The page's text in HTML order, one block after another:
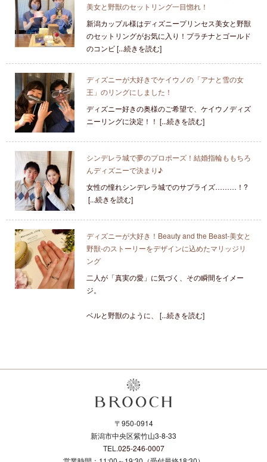
美女と野獣のセットリング一目惚れ！
新潟カップル様はディズニープリンセス美女と野獣
のセットリングがお気に入り！プラチナとゴールド
のコンビ [...続きを読む]
ディズニーが大好きでケイウノの「アナと雪の女
王」のリングにしました！
ディズニー好きの奥様のご希望で、ケイウノディズ
ニーリングに決定！！ [...続きを読む]
シンデレラ城で夢のプロポーズ！結婚指輪ももちろ
んディズニーで決まり♪
女性の憧れシンデレラ城でのサプライズ………！?
[...続きを読む]
ディズニーが大好き！Beauty and the Beast-美女と
野獣-のストーリーをデザインに込めたマリッジリ
ング
二人が「真実の愛」に気づく、その瞬間をイメー
ジ。
ベルと野獣のように、 [...続きを読む]
〒950-0914
新潟市中央区紫竹山3-8-33
TEL.025-246-0007